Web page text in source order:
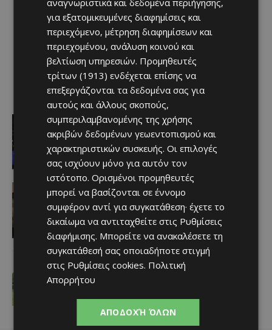
Αθλητικά - Επικαιρότητα
«Ένα ακόμη σημαντικό βήμα στην
υλοποίηση του οράματος του
Συλλόγου για τη νέα γενιά»
Afentiko - 06/08/2026
Ειδήσεις
ΧΙΡΟΣΙΜΑ 06/08/1945 ώρα 08:15 –
Ένα λεπτό που δεν τελείωσε ποτέ
Afentiko - 06/08/2026
ΑΕΛ
ΑΕΛίστας ο Καφού
Afentiko
αναγνωριστικά και δεδομένα περιήγησης,
για εξατομικευμένες διαφημίσεις και
περιεχόμενο, μέτρηση διαφημίσεων και
περιεχομένου, ανάλυση κοινού και
βελτίωση υπηρεσιών. Προμηθευτές
τρίτων (1913) ενδέχεται επίσης να
επεξεργάζονται τα δεδομένα σας για
αυτούς και άλλους σκοπούς,
συμπεριλαμβανομένης της χρήσης
ακριβών δεδομένων γεωεντοπισμού και
χαρακτηριστικών συσκευής. Οι επιλογές
σας ισχύουν μόνο για αυτόν τον
ιστότοπο. Ορισμένοι προμηθευτές
μπορεί να βασίζονται σε έννομο
συμφέρον αντί για συγκατάθεση· έχετε το
δικαίωμα να αντιταχθείτε στις Ρυθμίσεις
διαφήμισης. Μπορείτε να ανακαλέσετε τη
συγκατάθεσή σας οποιαδήποτε στιγμή
στις Ρυθμίσεις cookies. Πολιτική
Απορρήτου
ΑΠΟΔΟΧΉ ΌΛΩΝ